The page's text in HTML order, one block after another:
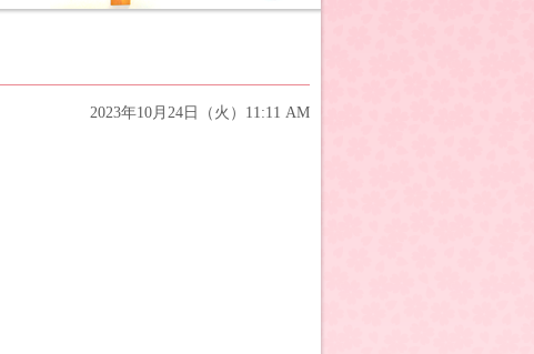
2023年10月24日（火）11:11 AM